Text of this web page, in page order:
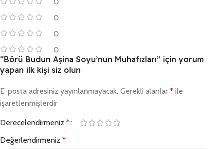
0
0
0
0
“Börü Budun Aşina Soyu’nun Muhafızları” için yorum
yapan ilk kişi siz olun
E-posta adresiniz yayınlanmayacak. Gerekli alanlar * ile
işaretlenmişlerdir
Derecelendirmeniz *
Değerlendirmeniz *